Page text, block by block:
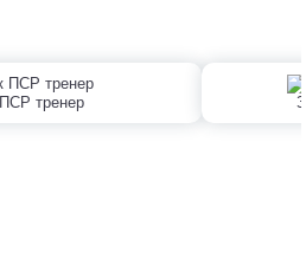
тренер